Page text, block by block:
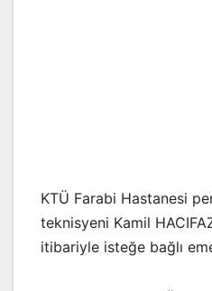
KTÜ Farabi Hastanesi
teknisyeni Kamil
itibariyle isteğe bağlı